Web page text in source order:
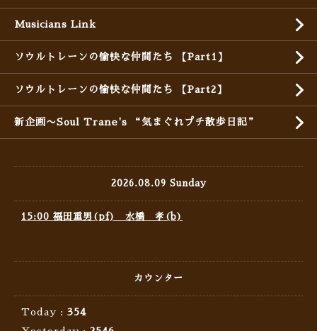
Musicians Link
ソウルトレーンの愉快な仲間たち 【Part1】
ソウルトレーンの愉快な仲間たち 【Part2】
新企画〜Soul Trane's “気まぐれプチ散歩日記”
2026.08.09 Sunday
15:00 福田重男(pf) 水橋 孝(b)
カウンター
Today : 354